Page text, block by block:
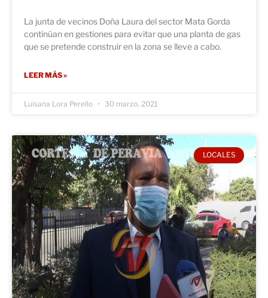
La junta de vecinos Doña Laura del sector Mata Gorda
continúan en gestiones para evitar que una planta de gas
que se pretende construir en la zona se lleve a cabo.
LEER MÁS »
Luisana Lora Perello 30 marzo, 2021
LOCALES